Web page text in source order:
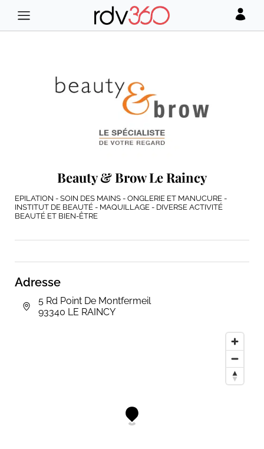
Adresse
5 Rd Point De Montfermeil
93340 LE RAINCY
Beauty & Brow Le Raincy
EPILATION - SOIN DES MAINS - ONGLERIE ET MANUCURE -
INSTITUT DE BEAUTÉ - MAQUILLAGE - DIVERSE ACTIVITÉ
BEAUTÉ ET BIEN-ÊTRE